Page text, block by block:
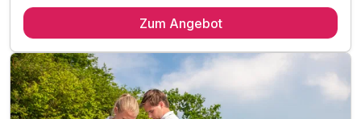
2 x reichhaltiges Frühstück vom Buffet
1 x 3- Gang Candle Light Dinner im Restaurant
1 x Willkommensgetränk
Nutzung von Sauna und Fitnessraum
Zum Angebot